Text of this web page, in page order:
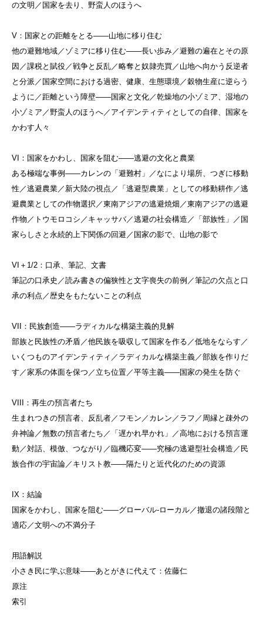
の文明／国家を去り、野蛮人のほうへ
V：国家との距離をとる——山地に移り住む
他の避難地域／ゾミアに移り住む——長い歩み／避難の遍在とその原
因／課税と賦役／戦争と反乱／略奪と奴隷売買／山地へ向かう反逆者
と分派／国家空間における過密、健康、生態環境／穀物生産に逆らう
ように／距離という障壁——国家と文化／乾燥地の小ゾミア、湿地の
小ゾミア／野蛮人のほうへ／アイデンティティとしての自律、国家を
かわす人々
VI：国家をかわし、国家を阻む——逃避の文化と農業
ある極端な事例——カレンの「避難村」／なにより場所、つぎに移動
性／逃避農業／新大陸の視点／「逃避型農業」としての移動耕作／逃
避農業としての作物選択／東南アジアの逃避焼畑／東南アジアの逃避
作物／トウモロコシ／キャッサバ／逃避の社会構造／「部族性」／国
家らしさと永続的上下関係の回避／国家の影で、山地の影で
VI＋1/2：口承、筆記、文書
筆記の口承史／読み書きの偏狭性と文字喪失の前例／筆記の欠点と口
承の利点／歴史をもたないことの利点
VII：民族創造——ラディカルな構築主義的見解
部族と民族性の矛盾／他民族を吸収して国家を作る／低地をならす／
いくつものアイデンティティ／ラディカルな構築主義／部族を作りだ
す／家系の体面を保つ／立ち位置／平等主義——国家の発生を防ぐ
VIII：再生の預言者たち
生まれつきの預言者、反乱者／フモン／カレン／ラフ／周縁と疎外の
弁神論／無数の預言者たち／「遅かれ早かれ」／高地における預言運
動／対話、模倣、つながり／臨機応変——究極の逃避型社会構造／民
族合作の宇宙論／キリスト教——隔たりと近代化のための資源
IX：結論
国家をかわし、国家を阻む——グローバル-ローカル／撤退の諸段階と
適応／文明への不満分子
用語解説
小さき民に学ぶ意味——あとがきに代えて：佐藤仁
原注
索引